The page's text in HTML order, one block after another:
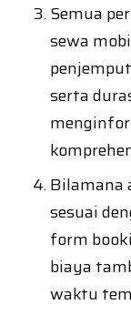
Semua
sewa
serta
Bilamana
sesuai
form
biaya
waktu